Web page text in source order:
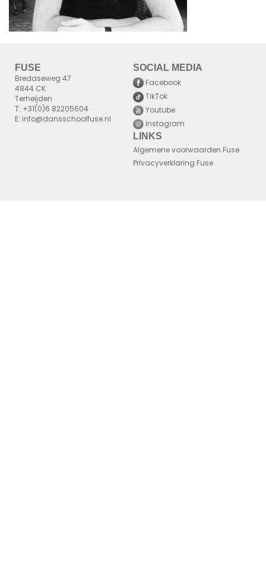
FUSE
Bredaseweg 47
4844 CK
Terheijden
T: +31(0)6 82205604
E: info@dansschoolfuse.nl
SOCIAL MEDIA
Facebook
TikTok
Youtube
Instagram
LINKS
Algemene voorwaarden Fuse
Privacyverklaring Fuse